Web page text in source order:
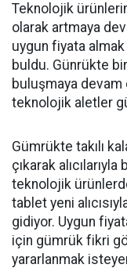
Teknolojik
olarak artmaya
uygun fiyata
buldu. Günrükte
buluşmaya
teknolojik aletler
Gümrükte takılı
çıkarak
teknolojik
tablet yeni
gidiyor. Uygun
için gümrük fikri
yararlanmak